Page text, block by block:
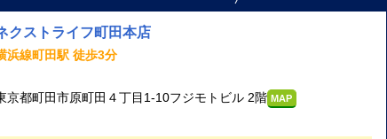
クストライフ町田本店
浜線町田駅 徒歩3分
京都町田市原町田４丁目1-10フジモトビル 2階 MAP